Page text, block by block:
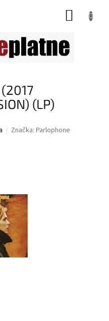
(LP)
Značka: Parlophone